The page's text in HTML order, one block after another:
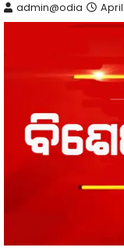
admin@odia